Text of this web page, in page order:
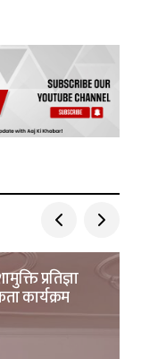
प्रतिज्ञा
कार्यक्रम